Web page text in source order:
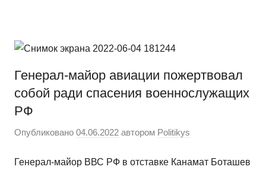
содержимому
сайт
WordPress
Генерал-майор авиации пожертвовал
собой ради спасения военнослужащих
РФ
Опубликовано 04.06.2022 автором Politikys
Генерал-майор ВВС РФ в отставке Канамат Боташев